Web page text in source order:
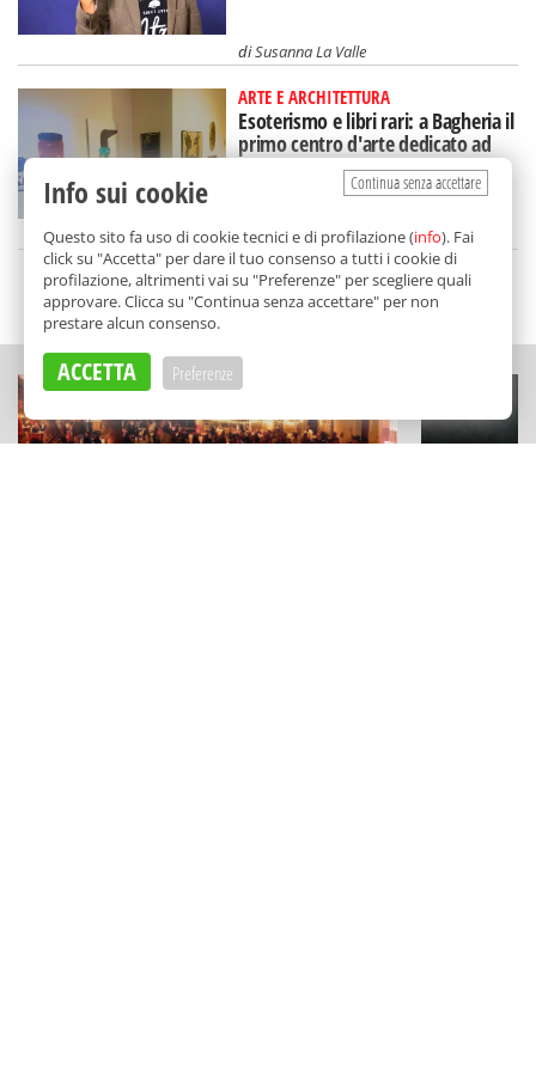
diSusanna La Valle
ARTE E ARCHITETTURA
Esoterismo e libri rari: a Bagheria il
primo centro d'arte dedicato ad
Aleister Crowley
diRedazione
SCELTO DA BALARM
Continua senza accettare
Info sui cookie
Questo sito fa uso di cookie tecnici e di profilazione (info). Fai
click su "Accetta" per dare il tuo consenso a tutti i cookie di
profilazione, altrimenti vai su "Preferenze" per scegliere quali
approvare. Clicca su "Continua senza accettare" per non
prestare alcun consenso.
ACCETTA Preferenze